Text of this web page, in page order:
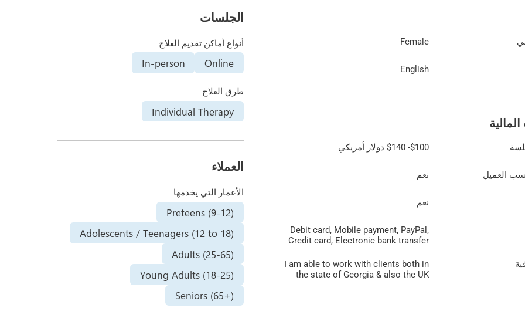
Female
English
$100
-
$140 دولار أمريكي
العميل نعم
نعم
Debit card, Mobile payment, PayPal,
Credit card, Electronic bank transfer
I am able to work with clients both in
the state of Georgia & also the UK
الجلسات
أنواع أماكن تقديم العلاج
Online
In-person
طرق العلاج
Individual Therapy
العملاء
الأعمار التي يخدمها
Preteens (9-12)
Adolescents / Teenagers (12 to 18)
Adults (25-65)
Young Adults (18-25)
Seniors (65+)